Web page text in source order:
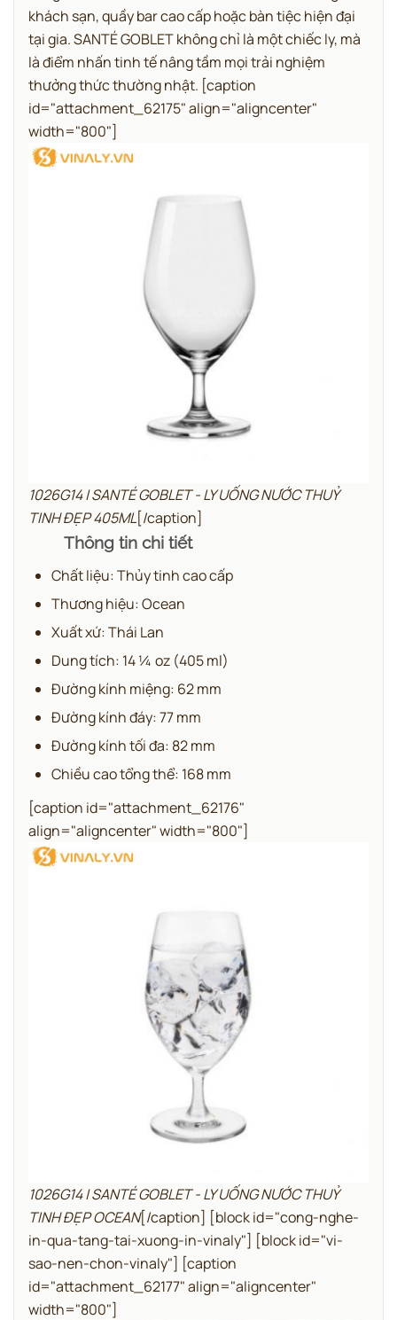
khách sạn, quầy bar cao cấp hoặc bàn tiệc hiện đại
tại gia. SANTÉ GOBLET không chỉ là một chiếc ly, mà
là điểm nhấn tinh tế nâng tầm mọi trải nghiệm
thưởng thức thường nhật. [caption
id="attachment_62175" align="aligncenter"
width="800"]
1026G14 | SANTÉ GOBLET - LY UỐNG NƯỚC THUỶ
TINH ĐẸP 405ML[/caption]
Thông tin chi tiết
Chất liệu: Thủy tinh cao cấp
Thương hiệu: Ocean
Xuất xứ: Thái Lan
Dung tích: 14 ¼ oz (405 ml)
Đường kính miệng: 62 mm
Đường kính đáy: 77 mm
Đường kính tối đa: 82 mm
Chiều cao tổng thể: 168 mm
[caption id="attachment_62176"
align="aligncenter" width="800"]
1026G14 | SANTÉ GOBLET - LY UỐNG NƯỚC THUỶ
TINH ĐẸP OCEAN[/caption] [block id="cong-nghe-
in-qua-tang-tai-xuong-in-vinaly"] [block id="vi-
sao-nen-chon-vinaly"] [caption
id="attachment_62177" align="aligncenter"
width="800"]